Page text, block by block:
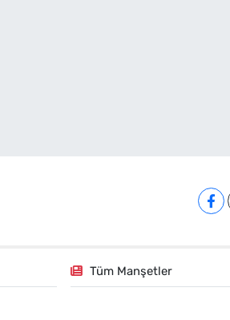
Tüm Manşetler